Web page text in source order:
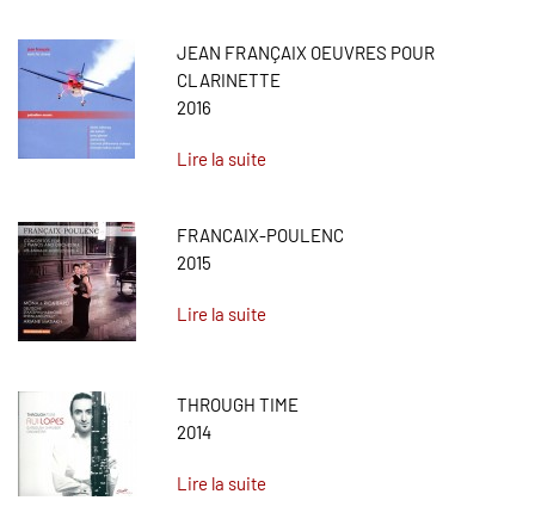
JEAN FRANÇAIX OEUVRES POUR
CLARINETTE
2016
Lire la suite
FRANCAIX-POULENC
2015
Lire la suite
THROUGH TIME
2014
Lire la suite